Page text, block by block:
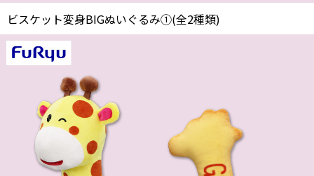
ビスケット変身BIGぬいぐるみ①(全2種類)